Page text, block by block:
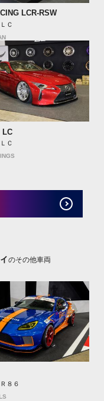
LCR-RSW
Ｃ
Ｃ
のその他車両
８６